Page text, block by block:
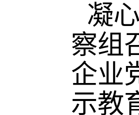
凝
察组
企业
示教